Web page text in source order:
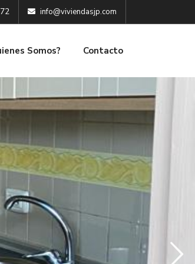
info@viviendasjp.com
Somos? Contacto